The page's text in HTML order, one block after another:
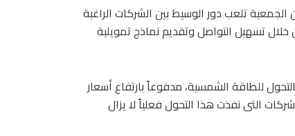
تلعب دور الوسيط بين الشركات الراغبة
تسهيل التواصل وتقديم نماذج تمويلية
للطاقة الشمسية، مدفوعاً بارتفاع أسعار
التى نفذت هذا التحول فعلياً لا يزال